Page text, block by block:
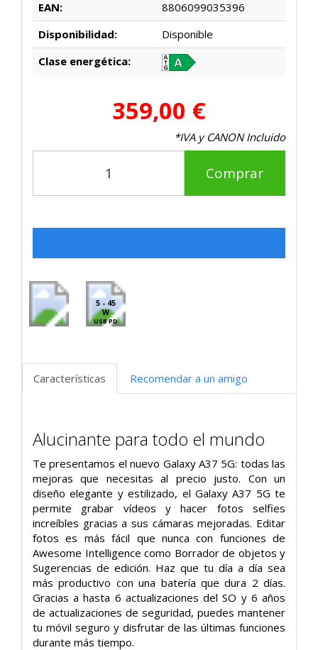
EAN:
8806099035396
Disponibilidad:
Disponible
Clase energética:
359,00 €
*IVA y CANON Incluido
Comprar
5 - 45
W
USB PD
Características Recomendar a un amigo
Alucinante para todo el mundo
Te presentamos el nuevo Galaxy A37 5G: todas las
mejoras que necesitas al precio justo. Con un
diseño elegante y estilizado, el Galaxy A37 5G te
permite grabar vídeos y hacer fotos selfies
increíbles gracias a sus cámaras mejoradas. Editar
fotos es más fácil que nunca con funciones de
Awesome Intelligence como Borrador de objetos y
Sugerencias de edición. Haz que tu día a día sea
más productivo con una batería que dura 2 días.
Gracias a hasta 6 actualizaciones del SO y 6 años
de actualizaciones de seguridad, puedes mantener
tu móvil seguro y disfrutar de las últimas funciones
durante más tiempo.